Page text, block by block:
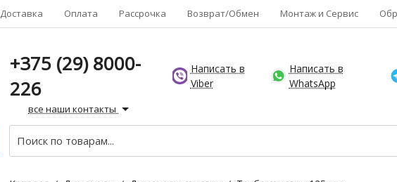
Доставка Оплата Рассрочка Возврат/Обмен Монтаж и Сервис
+375 (29) 8000-
226
все наши контакты
Написать в
Viber
Написать в
WhatsApp